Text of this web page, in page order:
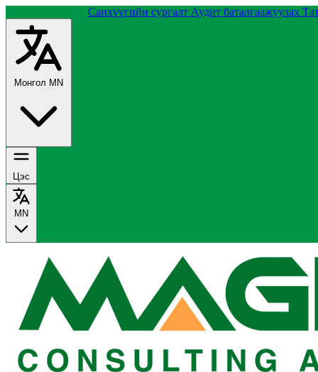
Санхүүгийн сургалт Аудит баталгаажуулах
Монгол MN
Цэс
MN